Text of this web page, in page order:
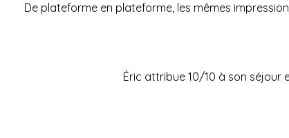
De plateforme en plateforme, les mêmes
Éric attribue 10/10 à son séjour